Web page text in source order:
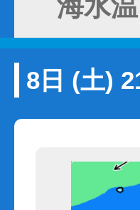
海水温
8日 (土)